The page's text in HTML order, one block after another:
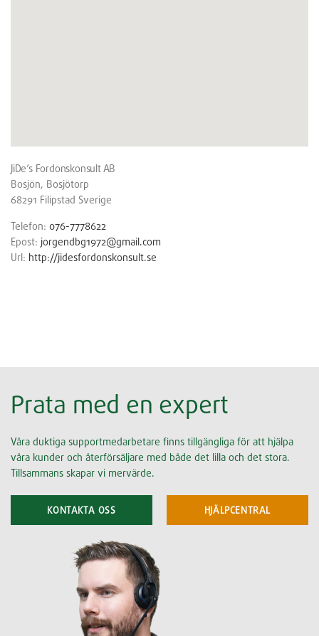
JiDe’s Fordonskonsult AB
Bosjön, Bosjötorp
68291 Filipstad Sverige
Telefon: 076-7778622
Epost: jorgendbg1972@gmail.com
Url: http://jidesfordonskonsult.se
Prata med en expert
Våra duktiga supportmedarbetare finns tillgängliga för att hjälpa
våra kunder och återförsäljare med både det lilla och det stora.
Tillsammans skapar vi mervärde.
KONTAKTA OSS HJÄLPCENTRAL